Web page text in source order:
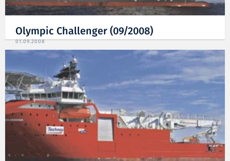
Olympic Challenger (09/2008)
01.09.2008